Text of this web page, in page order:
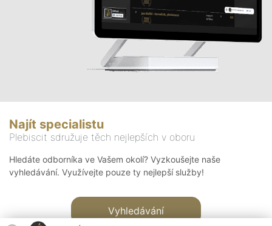
Najít specialistu
Plebiscit sdružuje těch nejlepších v oboru
Hledáte odborníka ve Vašem okolí? Vyzkoušejte naše
vyhledávání. Využívejte pouze ty nejlepší služby!
Vyhledávání